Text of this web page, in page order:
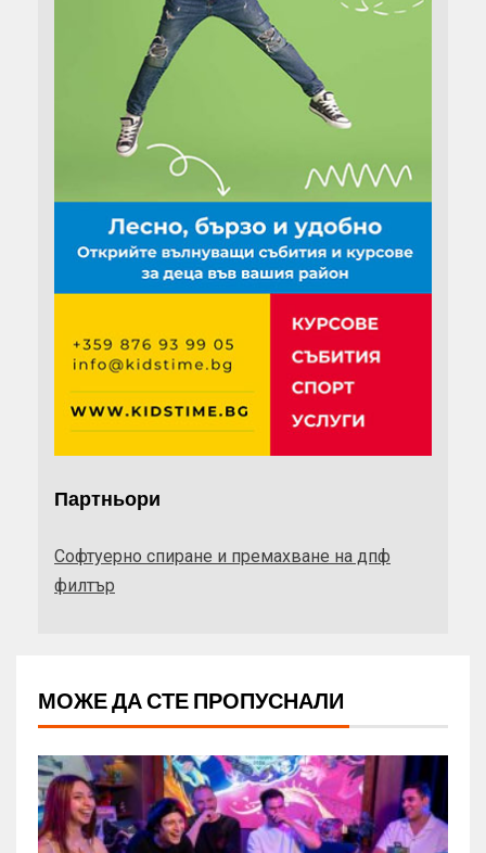
Партньори
Софтуерно спиране и премахване на дпф
филтър
МОЖЕ ДА СТЕ ПРОПУСНАЛИ